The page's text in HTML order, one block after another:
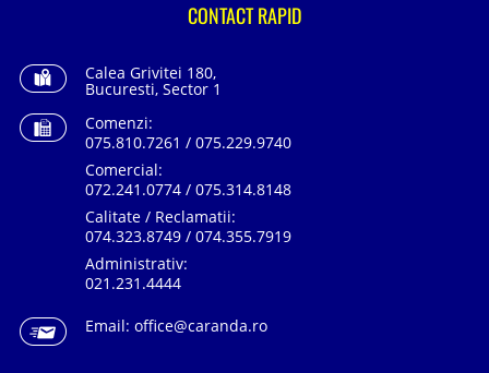
CONTACT RAPID
Calea Grivitei 180,
Bucuresti, Sector 1
Comenzi:
075.810.7261 / 075.229.9740
Comercial:
072.241.0774 / 075.314.8148
Calitate / Reclamatii:
074.323.8749 / 074.355.7919
Administrativ:
021.231.4444
Email: office@caranda.ro